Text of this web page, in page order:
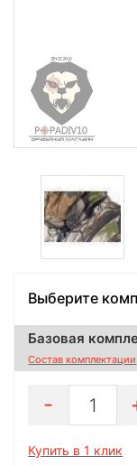
Выберите
Базовая
Состав комплектации
1
Купить в 1 клик